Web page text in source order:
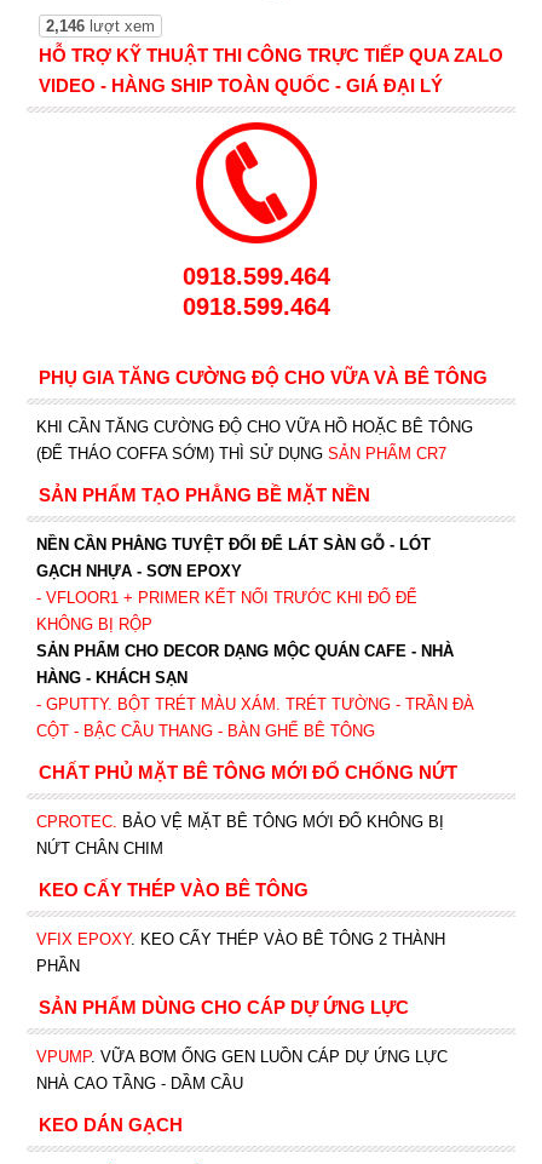
2,146lượt xem
HỖ TRỢ KỸ THUẬT THI CÔNG TRỰC TIẾP QUA ZALO
VIDEO - HÀNG SHIP TOÀN QUỐC - GIÁ ĐẠI LÝ
0918.599.464
0918.599.464
PHỤ GIA TĂNG CƯỜNG ĐỘ CHO VỮA VÀ BÊ TÔNG
KHI CẦN TĂNG CƯỜNG ĐỘ CHO VỮA HỒ HOẶC BÊ TÔNG
(ĐỂ THÁO COFFA SỚM) THÌ SỬ DỤNG SẢN PHẨM CR7
SẢN PHẨM TẠO PHẲNG BỀ MẶT NỀN
NỀN CẦN PHẲNG TUYỆT ĐỐI ĐỂ LÁT SÀN GỖ - LÓT
GẠCH NHỰA - SƠN EPOXY
- VFLOOR1+ PRIMER KẾT NỐI TRƯỚC KHI ĐỔ ĐỂ
KHÔNG BỊ RỘP
SẢN PHẨM CHO DECOR DẠNG MỘC QUÁN CAFE - NHÀ
HÀNG - KHÁCH SẠN
- GPUTTY. BỘT TRÉT MÀU XÁM. TRÉT TƯỜNG - TRẦN ĐÀ
CỘT - BẬC CẦU THANG - BÀN GHẾ BÊ TÔNG
CHẤT PHỦ MẶT BÊ TÔNG MỚI ĐỔ CHỐNG NỨT
CPROTEC. BẢO VỆ MẶT BÊ TÔNG MỚI ĐỔ KHÔNG BỊ
NỨT CHÂN CHIM
KEO CẤY THÉP VÀO BÊ TÔNG
VFIX EPOXY. KEO CẤY THÉP VÀO BÊ TÔNG 2 THÀNH
PHẦN
SẢN PHẨM DÙNG CHO CÁP DỰ ỨNG LỰC
VPUMP. VỮA BƠM ỐNG GEN LUỒN CÁP DỰ ỨNG LỰC
NHÀ CAO TẦNG - DẦM CẦU
KEO DÁN GẠCH